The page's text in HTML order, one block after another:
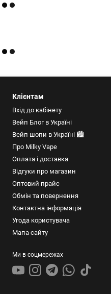
Клієнтам
Вхід до кабінету
Вейп Блог в Україні
Вейп шопи в Україні 🏙️
Про Milky Vape
Оплата і доставка
Відгуки про магазин
Оптовий прайс
Обмін та повернення
Контактна інформація
Угода користувача
Мапа сайту
Ми в соцмережах